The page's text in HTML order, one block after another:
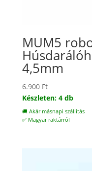
MUM5
4,5mm
6.900 Ft
Készleten: 4 db
🚚 Akár másnapi szállítás
✅ Magyar raktárról